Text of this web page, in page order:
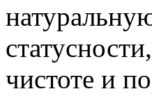
чистоте и